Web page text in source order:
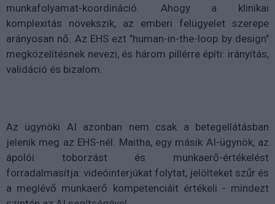
munkafolyamat-koordináció. Ahogy a klinikai
komplexitás növekszik, az emberi felügyelet szerepe
arányosan nő. Az EHS ezt "human-in-the-loop by design"
megközelítésnek nevezi, és három pillérre építi: irányítás,
validáció és bizalom.
Az ügynöki AI azonban nem csak a betegellátásban
jelenik meg az EHS-nél. Maitha, egy másik AI-ügynök, az
ápolói toborzást és munkaerő-értékelést
forradalmasítja: videóinterjúkat folytat, jelölteket szűr és
a meglévő munkaerő kompetenciáit értékeli - mindezt